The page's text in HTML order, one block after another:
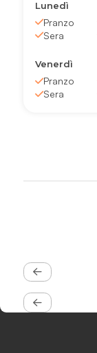
Lunedì
Pranzo
Sera
Venerdì
Pranzo
Sera